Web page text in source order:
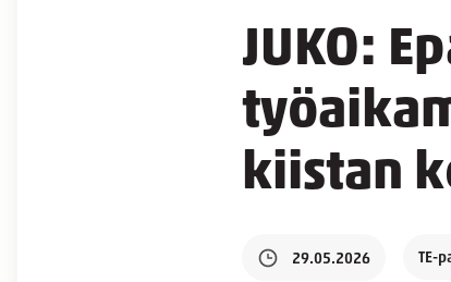
JUKO:
kiistan
29.05.2026 TE-